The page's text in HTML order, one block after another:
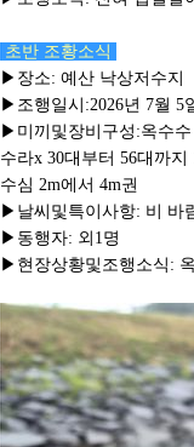
초반 조황소식
▶장소: 예산 낙상저수지
▶조행일시:2026년 7월 5
▶미끼및장비구성:옥수수
수라x 30대부터 56대까지
수심 2m에서 4m권
▶날씨및특이사항: 비 바
▶동행자: 외1명
▶현장상황및조행소식: